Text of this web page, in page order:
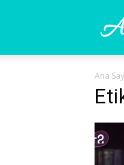
Ana